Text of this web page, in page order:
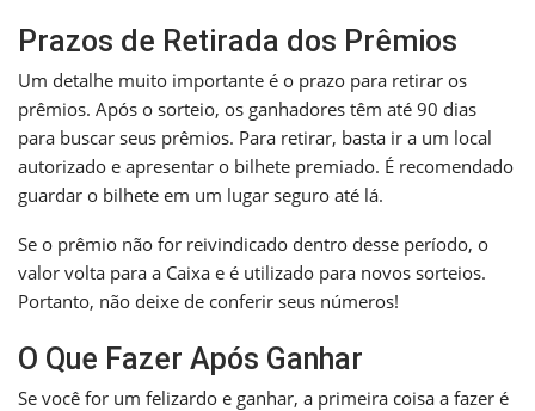
Prazos de Retirada dos Prêmios
Um detalhe muito importante é o prazo para retirar os
prêmios. Após o sorteio, os ganhadores têm até 90 dias
para buscar seus prêmios. Para retirar, basta ir a um local
autorizado e apresentar o bilhete premiado. É recomendado
guardar o bilhete em um lugar seguro até lá.
Se o prêmio não for reivindicado dentro desse período, o
valor volta para a Caixa e é utilizado para novos sorteios.
Portanto, não deixe de conferir seus números!
O Que Fazer Após Ganhar
Se você for um felizardo e ganhar, a primeira coisa a fazer é